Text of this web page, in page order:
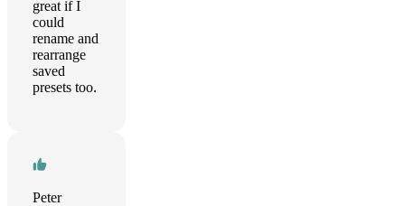
great if I
could
rename and
rearrange
saved
presets too.
Peter